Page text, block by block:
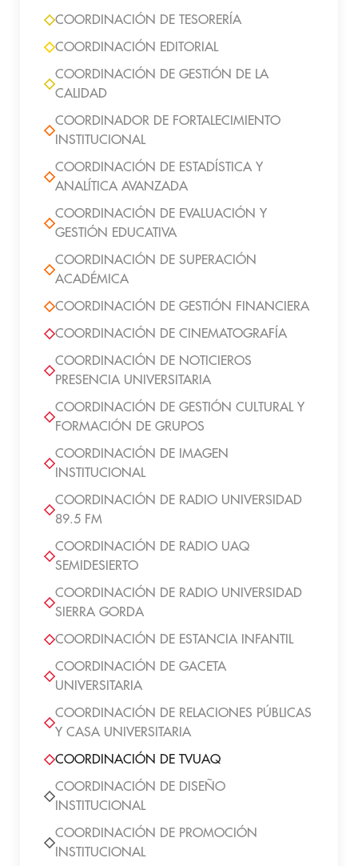
COORDINACIÓN DE TESORERÍA
COORDINACIÓN EDITORIAL
COORDINACIÓN DE GESTIÓN DE LA
CALIDAD
COORDINADOR DE FORTALECIMIENTO
INSTITUCIONAL
COORDINACIÓN DE ESTADÍSTICA Y
ANALÍTICA AVANZADA
COORDINACIÓN DE EVALUACIÓN Y
GESTIÓN EDUCATIVA
COORDINACIÓN DE SUPERACIÓN
ACADÉMICA
COORDINACIÓN DE GESTIÓN FINANCIERA
COORDINACIÓN DE CINEMATOGRAFÍA
COORDINACIÓN DE NOTICIEROS
PRESENCIA UNIVERSITARIA
COORDINACIÓN DE GESTIÓN CULTURAL Y
FORMACIÓN DE GRUPOS
COORDINACIÓN DE IMAGEN
INSTITUCIONAL
COORDINACIÓN DE RADIO UNIVERSIDAD
89.5 FM
COORDINACIÓN DE RADIO UAQ
SEMIDESIERTO
COORDINACIÓN DE RADIO UNIVERSIDAD
SIERRA GORDA
COORDINACIÓN DE ESTANCIA INFANTIL
COORDINACIÓN DE GACETA
UNIVERSITARIA
COORDINACIÓN DE RELACIONES PÚBLICAS
Y CASA UNIVERSITARIA
COORDINACIÓN DE TVUAQ
COORDINACIÓN DE DISEÑO
INSTITUCIONAL
COORDINACIÓN DE PROMOCIÓN
INSTITUCIONAL